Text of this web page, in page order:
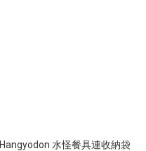
Hangyodon 水怪餐具連收納袋